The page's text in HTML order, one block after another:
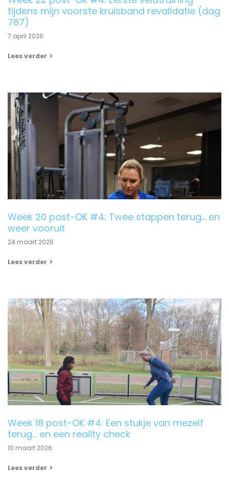
tijdens mijn voorste kruisband revalidatie (dag
787)
7 april 2026
Lees verder
Week 20 post-OK #4: Twee stappen terug… en
weer vooruit
24 maart 2026
Lees verder
Week 18 post-OK #4: Een stukje van mezelf
terug… en een reality check
10 maart 2026
Lees verder